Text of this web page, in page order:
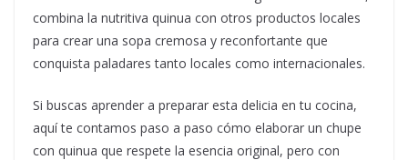
combina la nutritiva quinua con otros productos locales
para crear una sopa cremosa y reconfortante que
conquista paladares tanto locales como internacionales.
Si buscas aprender a preparar esta delicia en tu cocina,
aquí te contamos paso a paso cómo elaborar un chupe
con quinua que respete la esencia original, pero con